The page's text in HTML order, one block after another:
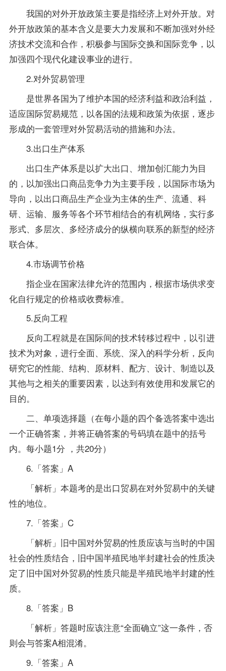
我国的对外开放政策主要是指经济上对外开放。对
外开放政策的基本含义是要大力发展和不断加强对外经
济技术交流和合作，积极参与国际交换和国际竞争，以
加强四个现代化建设事业的进行。
2.对外贸易管理
是世界各国为了维护本国的经济利益和政治利益，
适应国际贸易规范，以各国的法规和政策为依据，逐步
形成的一套管理对外贸易活动的措施和办法。
3.出口生产体系
出口生产体系是以扩大出口、增加创汇能力为目
的，以加强出口商品竞争力为主要手段，以国际市场为
导向，以出口商品生产企业为主体的生产、流通、科
研、运输、服务等各个环节相结合的有机网络，实行多
形式、多层次、多经济成分的纵横向联系的新型的经济
联合体。
4.市场调节价格
指企业在国家法律允许的范围内，根据市场供求变
化自行规定的价格或收费标准。
5.反向工程
反向工程就是在国际间的技术转移过程中，以引进
技术为对象，进行全面、系统、深入的科学分析，反向
研究它的性能、结构、原材料、配方、设计、制造以及
其他与之相关的重要因素，以达到有效使用和发展它的
目的。
二、单项选择题（在每小题的四个备选答案中选出
一个正确答案，并将正确答案的号码填在题中的括号
内。每小题1分 ，共20分）
6.「答案」A
「解析」本题考的是出口贸易在对外贸易中的关键
性的地位。
7.「答案」C
「解析」旧中国对外贸易的性质应该与当时的中国
社会的性质结合，旧中国半殖民地半封建社会的性质决
定了旧中国对外贸易的性质只能是半殖民地半封建的性
质。
8.「答案」B
「解析」答题时应该注意“全面确立”这一条件，否
则会与答案A相混淆。
9.「答案」A